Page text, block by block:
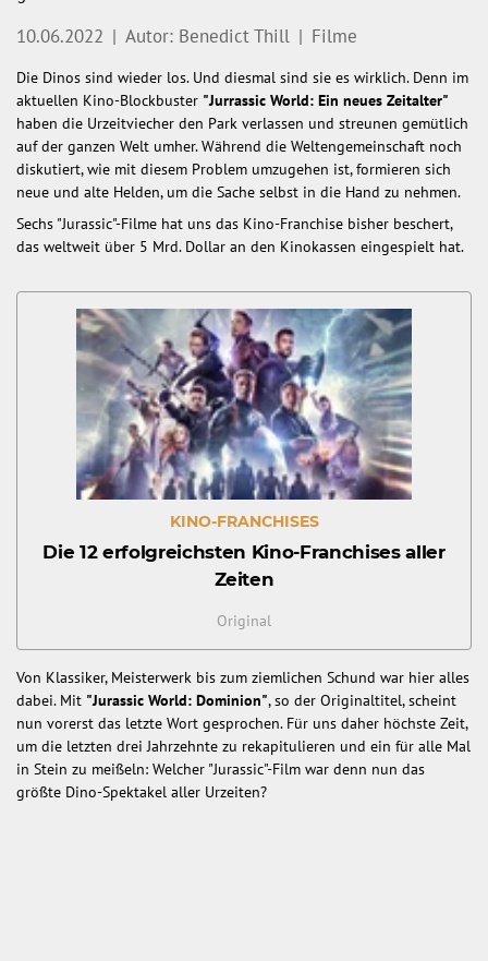
10.06.2022 | Autor: Benedict Thill | Filme
Die Dinos sind wieder los. Und diesmal sind sie es wirklich. Denn im
aktuellen Kino-Blockbuster "Jurrassic World: Ein neues Zeitalter"
haben die Urzeitviecher den Park verlassen und streunen gemütlich
auf der ganzen Welt umher. Während die Weltengemeinschaft noch
diskutiert, wie mit diesem Problem umzugehen ist, formieren sich
neue und alte Helden, um die Sache selbst in die Hand zu nehmen.
Sechs "Jurassic"-Filme hat uns das Kino-Franchise bisher beschert,
das weltweit über 5 Mrd. Dollar an den Kinokassen eingespielt hat.
KINO-FRANCHISES
Die 12 erfolgreichsten Kino-Franchises aller
Zeiten
Original
Von Klassiker, Meisterwerk bis zum ziemlichen Schund war hier alles
dabei. Mit "Jurassic World: Dominion", so der Originaltitel, scheint
nun vorerst das letzte Wort gesprochen. Für uns daher höchste Zeit,
um die letzten drei Jahrzehnte zu rekapitulieren und ein für alle Mal
in Stein zu meißeln: Welcher "Jurassic"-Film war denn nun das
größte Dino-Spektakel aller Urzeiten?